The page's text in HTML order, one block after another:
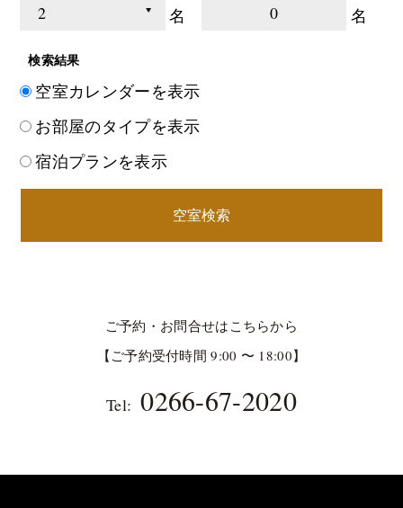
名 0 名
検索結果
空室カレンダーを表示
お部屋のタイプを表示
宿泊プランを表示
空室検索
ご予約・お問合せはこちらから
【ご予約受付時間 9:00 〜 18:00】
Tel: 0266-67-2020